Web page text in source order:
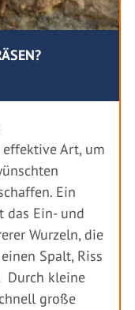
effektive Art, um
Ein
das Ein- und
Wurzeln, die
Spalt, Riss
Durch kleine
große